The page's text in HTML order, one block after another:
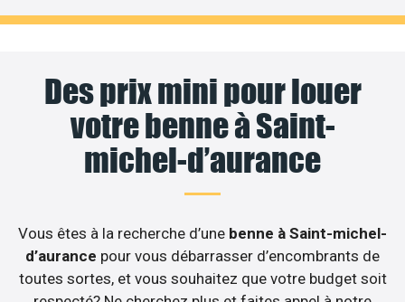
Des prix mini pour louer
votre benne à Saint-
michel-d’aurance
Vous êtes à la recherche d’une benne à Saint-michel-
d’aurance pour vous débarrasser d’encombrants de
toutes sortes, et vous souhaitez que votre budget soit